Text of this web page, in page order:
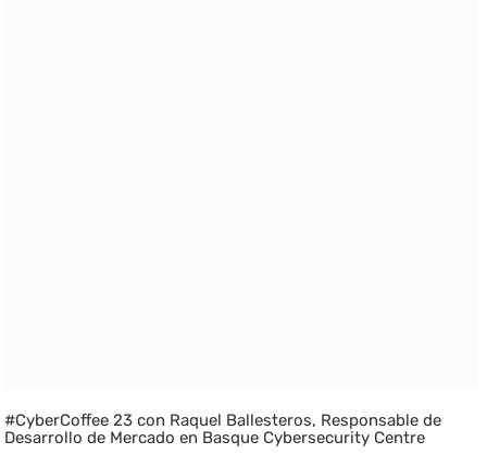
#CyberCoffee 23 con Raquel Ballesteros, Responsable de
Desarrollo de Mercado en Basque Cybersecurity Centre